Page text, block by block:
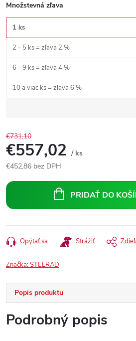
Množstevná zľava
1 ks
2 - 5 ks = zľava 2 %
6 - 9 ks = zľava 4 %
10 a viac ks = zľava 6 %
€731,10
€557,02 / ks
€452,86 bez DPH
cena:
PRIDAŤ DO
Opýtať sa Strážiť
Značka:STELRAD
Popis produktu
Podrobný popis